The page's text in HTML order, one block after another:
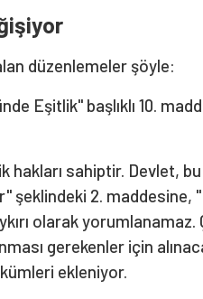
düzenlemeler şöyle:
Eşitlik" başlıklı 10.
hakları sahiptir. Devlet,
şeklindeki 2. maddesine,
olarak yorumlanamaz.
gerekenler için
ekleniyor.